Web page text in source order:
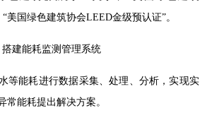
美国绿色建筑协会LEED金级预认证”。
搭建能耗监测管理系统
等能耗进行数据采集、处理、分析，实现实
常能耗提出解决方案。